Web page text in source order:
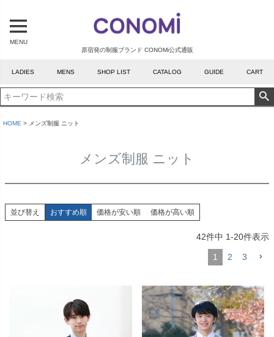
原宿発の制服ブランド CONOMi公式通販
MENU
LADIES MENS SHOP LIST CATALOG GUIDE CART
HOME メンズ制服 ニット
メンズ制服 ニット
並び替え おすすめ順 価格が安い順 価格が高い順
42件中 1-20件表示
1 2 3